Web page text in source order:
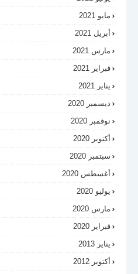
مايو 2021
أبريل 2021
مارس 2021
فبراير 2021
يناير 2021
ديسمبر 2020
نوفمبر 2020
أكتوبر 2020
سبتمبر 2020
أغسطس 2020
يوليو 2020
مارس 2020
فبراير 2020
يناير 2013
أكتوبر 2012